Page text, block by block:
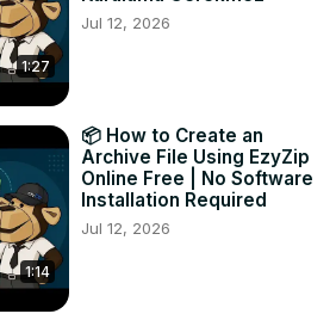
ezyZip
ezyzip/
1:27
Jul 12, 2026
1:14
📦 How to Create an
Archive File Using EzyZip
Online Free | No Software
Installation Required
Jul 12, 2026